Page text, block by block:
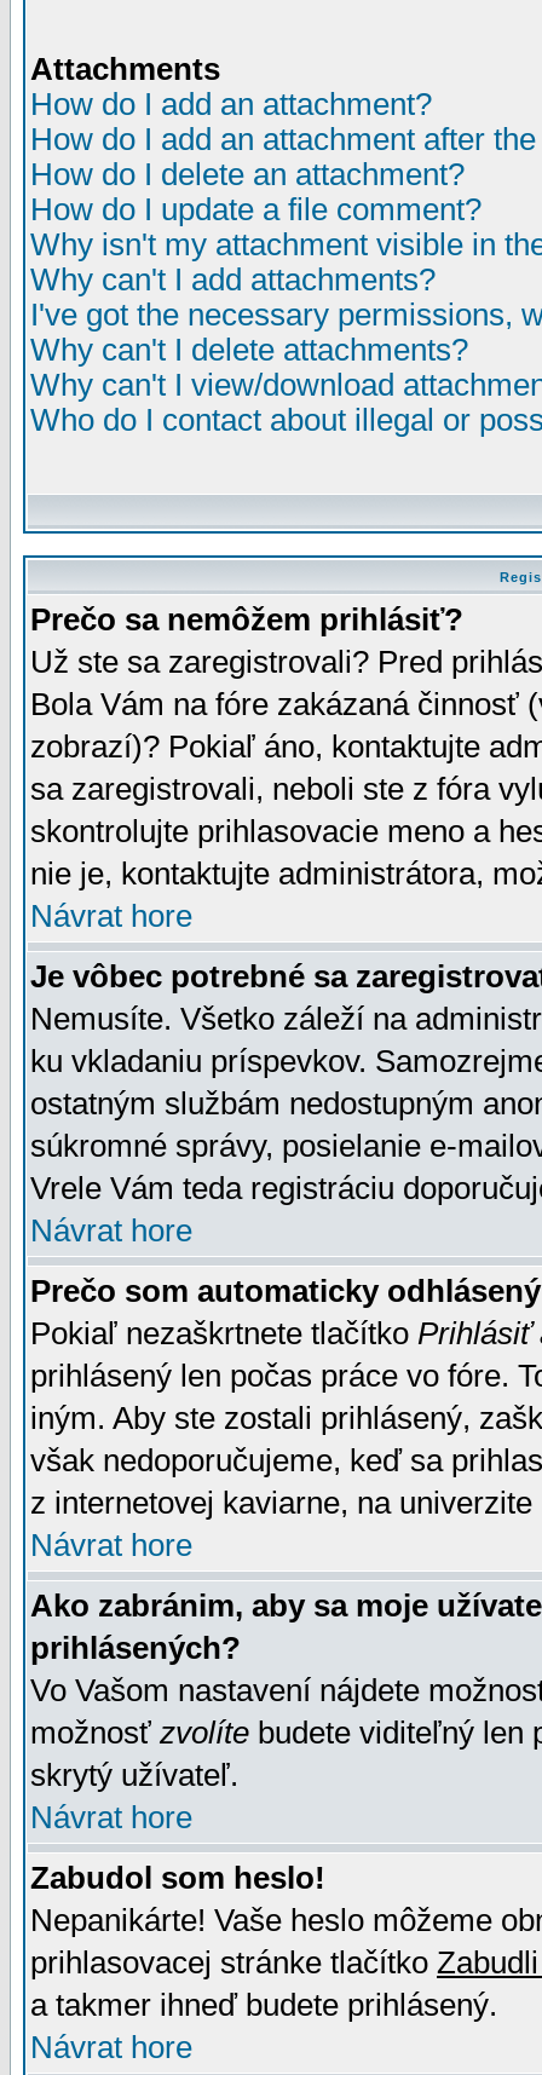
Attachments
How do I add an attachment?
How do I add an attachment after
How do I delete an attachment?
How do I update a file comment?
Why isn't my attachment visible in
Why can't I add attachments?
I've got the necessary permissions,
Why can't I delete attachments?
Why can't I view/download
Who do I contact about illegal or
Prečo sa nemôžem prihlásiť?
Už ste sa zaregistrovali? Pred
Bola Vám na fóre zakázaná činnosť
zobrazí)? Pokiaľ áno, kontaktujte
sa zaregistrovali, neboli ste z fóra
skontrolujte prihlasovacie meno a
nie je, kontaktujte administrátora,
Návrat hore
Je vôbec potrebné sa
Nemusíte. Všetko záleží na
ku vkladaniu príspevkov.
ostatným službám nedostupným
súkromné správy, posielanie e-
Vrele Vám teda registráciu
Návrat hore
Prečo som automaticky
Pokiaľ nezaškrtnete tlačítko Prihlásiť
prihlásený len počas práce vo fóre.
iným. Aby ste zostali prihlásený,
však nedoporučujeme, keď sa
z internetovej kaviarne, na univerzite
Návrat hore
Ako zabránim, aby sa moje
prihlásených?
Vo Vašom nastavení nájdete
možnosť zvolíte budete viditeľný len
skrytý užívateľ.
Návrat hore
Zabudol som heslo!
Nepanikárte! Vaše heslo môžeme
prihlasovacej stránke tlačítko
a takmer ihneď budete prihlásený.
Návrat hore